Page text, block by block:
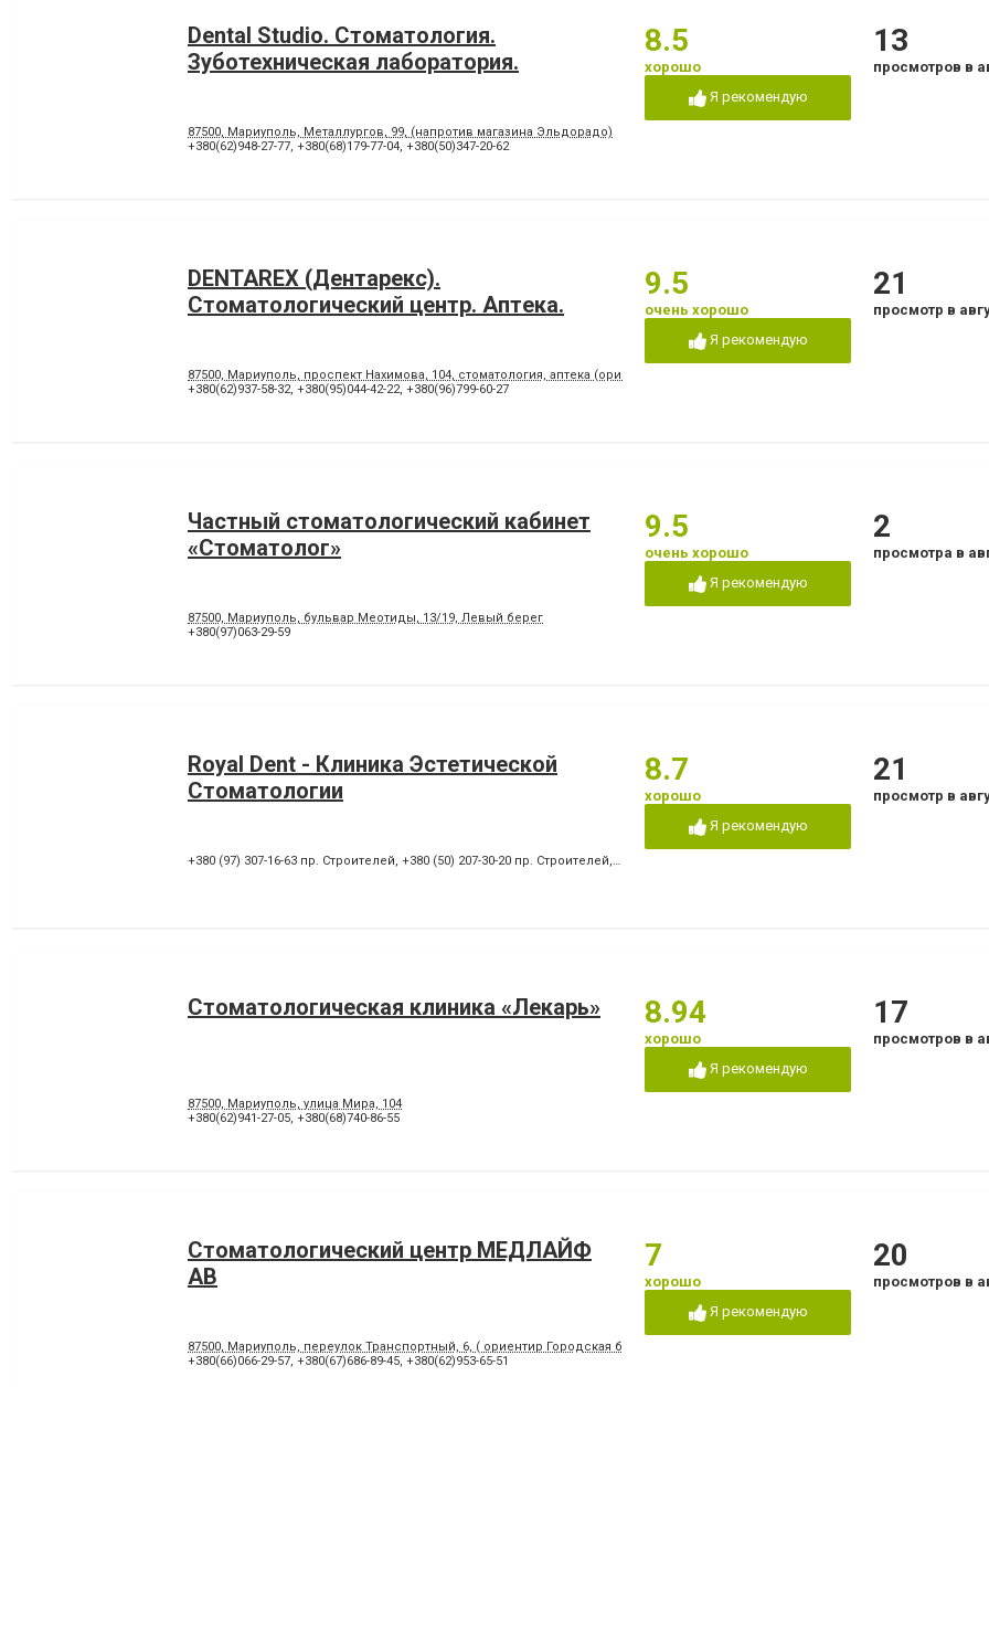
Dental Studio. Cтоматология.
Зуботехническая лаборатория.
87500, Мариуполь, Металлургов, 99, (напротив магазина Эльдорадо)
+380(62)948-27-77, +380(68)179-77-04, +380(50)347-20-62
8.5
хорошо
Я рекомендую
13
просмотров в
DENTAREX (Дентарекс).
Cтоматологический центр. Аптeкa.
87500, Мариуполь, проспект Нахимова, 104, стоматология, аптека (ориентир - напротив клуба "Коралл")
+380(62)937-58-32, +380(95)044-42-22, +380(96)799-60-27
9.5
очень хорошо
Я рекомендую
21
просмотр в
Частный стоматологический кабинет
«Стоматолог»
87500, Мариуполь, бульвар Меотиды, 13/19, Левый берег
+380(97)063-29-59
9.5
очень хорошо
Я рекомендую
2
просмотра в
Royal Dent - Клиника Эстетической
Стоматологии
+380 (97) 307-16-63 пр. Строителей, +380 (50) 207-30-20 пр. Строителей, +380 (67) 939-27-87 пр. Победы
8.7
хорошо
Я рекомендую
21
просмотр в
Стоматологическая клиника «Лекарь»
87500, Мариуполь, улица Мира, 104
+380(62)941-27-05, +380(68)740-86-55
8.94
хорошо
Я рекомендую
17
просмотров в
Стоматологический центр МЕДЛАЙФ
АВ
87500, Мариуполь, переулок Транспортный, 6, ( ориентир Городская больница №2, конечная остановка троллейбусов "8" и "15",
+380(66)066-29-57, +380(67)686-89-45, +380(62)953-65-51
7
хорошо
Я рекомендую
20
просмотров в